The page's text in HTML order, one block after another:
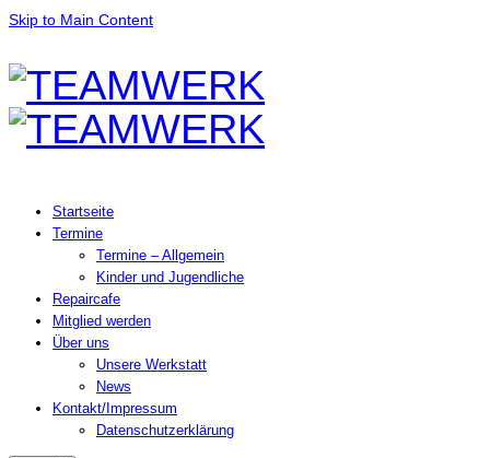
Skip to Main Content
Startseite
Termine
Termine – Allgemein
Kinder und Jugendliche
Repaircafe
Mitglied werden
Über uns
Unsere Werkstatt
News
Kontakt/Impressum
Datenschutzerklärung